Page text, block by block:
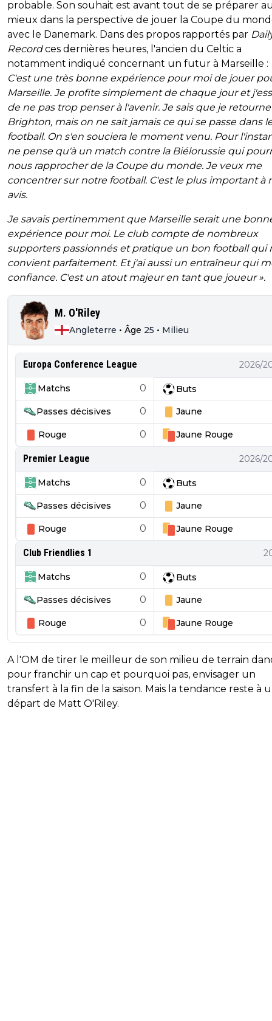
probable. Son souhait est avant tout de se préparer
mieux dans la perspective de jouer la Coupe du
avec le Danemark. Dans des propos rapportés par
Recordces dernières heures, l'ancien du Celtic a
notamment indiqué concernant un futur à Marseille :
C'est une très bonne expérience pour moi de jouer
Marseille. Je profite simplement de chaque jour et
de ne pas trop penser à l'avenir. Je sais que je retourne
Brighton, mais on ne sait jamais ce qui se passe dans
football. On s'en souciera le moment venu. Pour
ne pense qu'à un match contre la Biélorussie qui
nous rapprocher de la Coupe du monde. Je veux me
concentrer sur notre football. C'est le plus important à
avis.
Je savais pertinemment que Marseille serait une
expérience pour moi. Le club compte de nombreux
supporters passionnés et pratique un bon football qui
convient parfaitement. Et j'ai aussi un entraîneur qui
confiance. C'est un atout majeur en tant que joueur ».
M. O'Riley
Angleterre • Âge 25 • Milieu
Europa Conference League 2026/
Matchs 0 Buts
Passes décisives 0 Jaune
Rouge 0 Jaune Rouge
Premier League 2026/
Matchs 0 Buts
Passes décisives 0 Jaune
Rouge 0 Jaune Rouge
Club Friendlies 1
Matchs 0 Buts
Passes décisives 0 Jaune
Rouge 0 Jaune Rouge
A l'OM de tirer le meilleur de son milieu de terrain
pour franchir un cap et pourquoi pas, envisager un
transfert à la fin de la saison. Mais la tendance reste à
départ de Matt O'Riley.